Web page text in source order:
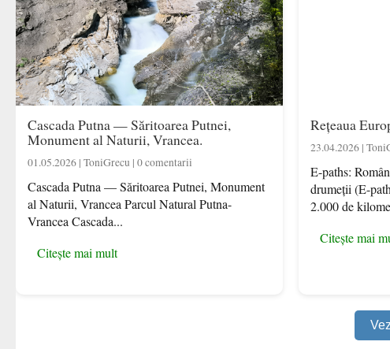
Cascada Putna — Săritoarea Putnei,
Monument al Naturii, Vrancea.
01.05.2026 | ToniGrecu | 0 comentarii
Cascada Putna — Săritoarea Putnei, Monument
al Naturii, Vrancea Parcul Natural Putna-
Vrancea Cascada...
Citește mai mult
Rețeaua
23.04.2026 |
E-paths:
drumeții (E-
2.000 de
Citește mai